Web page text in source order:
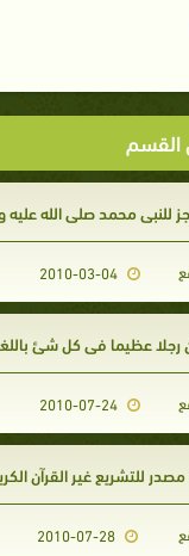
محمد صلى الله عليه
عظيما في كل شئ باللغة
للتشريع غير القرآن